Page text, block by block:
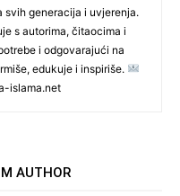
svih generacija i uvjerenja.
s autorima, čitaocima i
i odgovarajući na
edukuje i inspiriše.
islama.net
AUTHOR